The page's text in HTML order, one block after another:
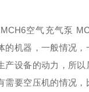
空气充气泵
的机器，一般情况，
产设备的动力，所以
需要空压机的情况，